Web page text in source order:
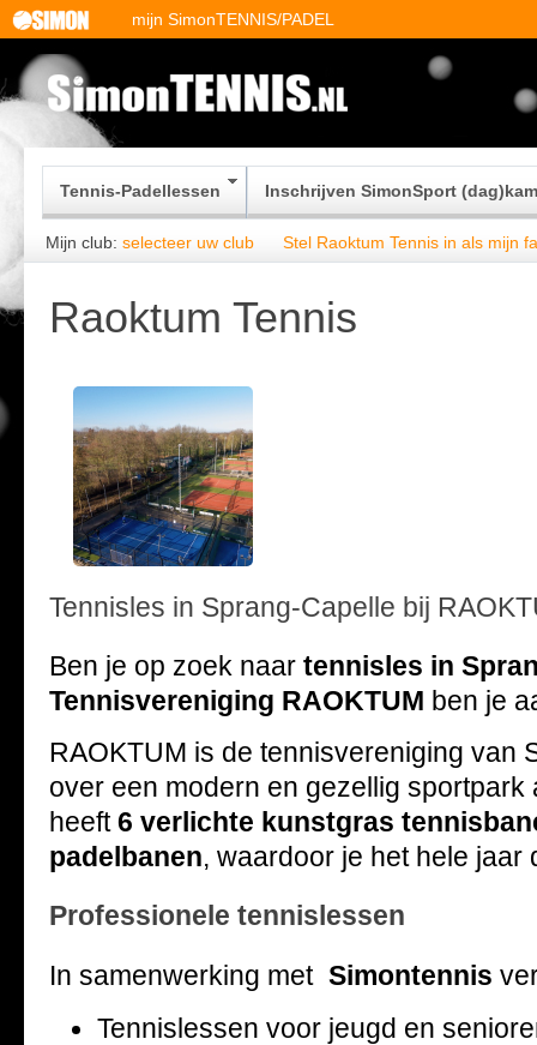
mijn SimonTENNIS/PADEL
Tennis-Padellessen Inschrijven SimonSport
Mijn club: selecteer uw club Stel Raoktum Tennis in als mijn
Raoktum Tennis
Tennisles in Sprang-Capelle bij
Ben je op zoek naar tennisles in
Tennisvereniging RAOKTUM ben je
RAOKTUM is de tennisvereniging van
over een modern en gezellig
heeft 6 verlichte kunstgras
padelbanen, waardoor je het hele jaar
Professionele tennislessen
In samenwerking met Simontennis
Tennislessen voor jeugd en